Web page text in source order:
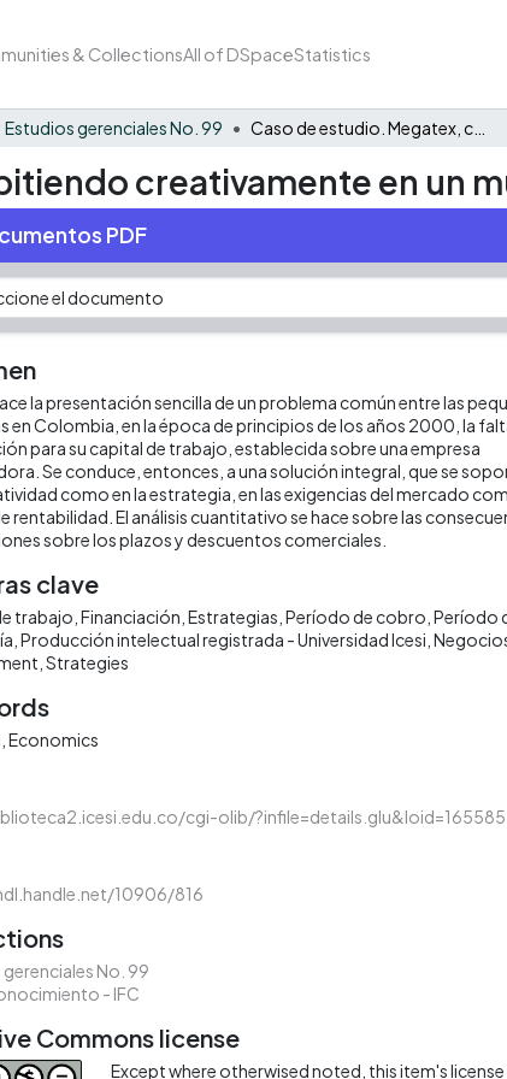
& CollectionsAll of DSpaceStatistics
Estudios gerenciales No. 99
creativamente en un
PDF
la presentación sencilla de un problema común entre las
en Colombia, en la época de principios de los años 2000, la
para su capital de trabajo, establecida sobre una empresa
Se conduce, entonces, a una solución integral, que se
como en la estrategia, en las exigencias del mercado
rentabilidad. El análisis cuantitativo se hace sobre las
sobre los plazos y descuentos comerciales.
clave
trabajo Financiación Estrategias Período de cobro Período
Producción intelectual registrada - Universidad Icesi
Strategies
Economics
cgi-olib/?infile=details.glu&loid=165585
10906/816
No. 99
- IFC
Commons license
Except where otherwised noted, this item's license